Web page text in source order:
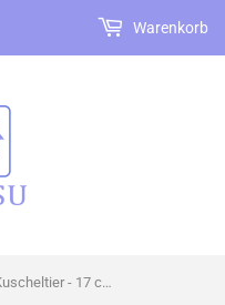
Warenkorb
Pokemon Saganabyss Kuscheltier - 17 cm Plüschtier Gorebyss